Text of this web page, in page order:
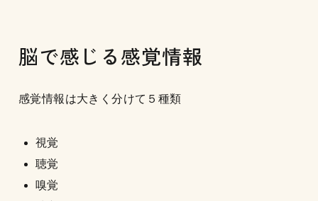
脳で感じる感覚情報
感覚情報は大きく分けて５種類
視覚
聴覚
嗅覚